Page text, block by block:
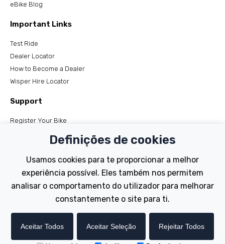
eBike Blog
Important Links
Test Ride
Dealer Locator
How to Become a Dealer
Wisper Hire Locator
Support
Register Your Bike
Tutorials
Electric Bikes
Tailwind
Definições de cookies
Usamos cookies para te proporcionar a melhor
experiência possível. Eles também nos permitem
analisar o comportamento do utilizador para melhorar
constantemente o site para ti.
Aceitar Todos Aceitar Seleção Rejeitar Todos